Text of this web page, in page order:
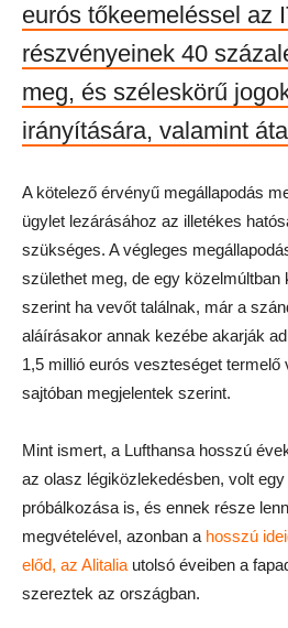
eurós tőkeemeléssel az
részvényeinek 40
meg, és széleskörű
irányítására, valamint
A kötelező érvényű megállapodás
ügylet lezárásához az illetékes
szükséges. A végleges
születhet meg, de egy közelmúltban
szerint ha vevőt találnak, már a
aláírásakor annak kezébe akarják
1,5 millió eurós veszteséget termelő
sajtóban megjelentek szerint.
Mint ismert, a Lufthansa hosszú
az olasz légiközlekedésben, volt
próbálkozása is, és ennek része
megvételével, azonban a hosszú
előd, az Alitalia utolsó éveiben a
szereztek az országban.